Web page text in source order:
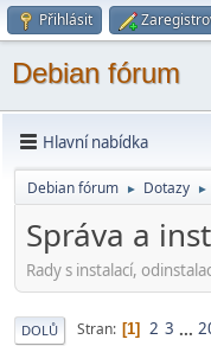
Přihlásit
Debian fórum
Hlavní nabídka
Debian fórum ► Dotazy ►
Správa a
Rady s instalací­,
DOLŮ Stran 1 2 3 ...